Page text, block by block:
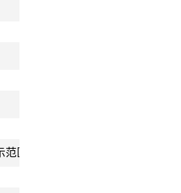
范区通关服务中心大学生创业产业